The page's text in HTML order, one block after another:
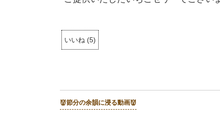
いいね (5)
👹節分の余韻に浸る動画👹